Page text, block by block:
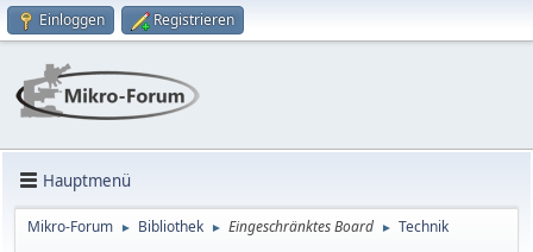
Einloggen Registrieren
Hauptmenü
Mikro-Forum ► Bibliothek ► Eingeschränktes Board ► Technik